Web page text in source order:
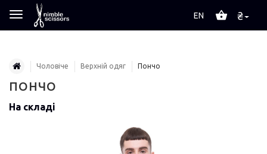
₴
EN
Чоловіче Верхній одяг Пончо
ПОНЧО
На складі